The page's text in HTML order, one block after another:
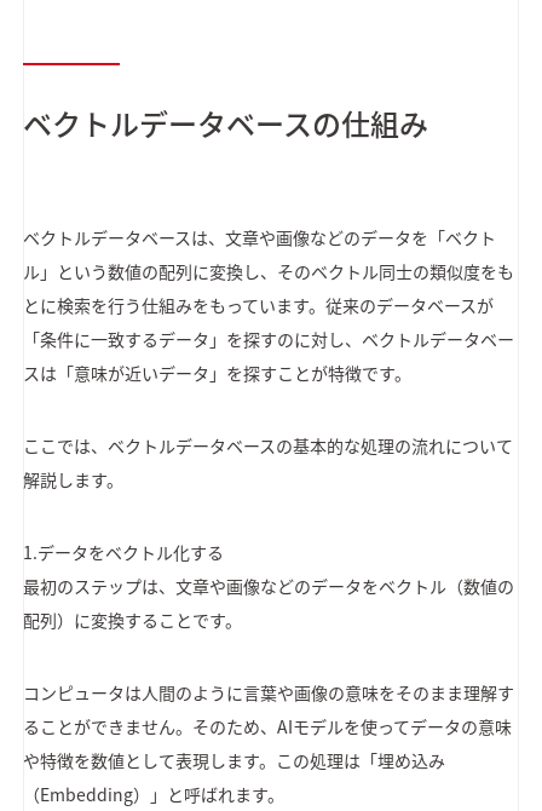
ベクトルデータベースの仕組み
ベクトルデータベースは、文章や画像などのデータを「ベクト
ル」という数値の配列に変換し、そのベクトル同士の類似度をも
とに検索を行う仕組みをもっています。従来のデータベースが
「条件に一致するデータ」を探すのに対し、ベクトルデータベー
スは「意味が近いデータ」を探すことが特徴です。
ここでは、ベクトルデータベースの基本的な処理の流れについて
解説します。
1.データをベクトル化する
最初のステップは、文章や画像などのデータをベクトル（数値の
配列）に変換することです。
コンピュータは人間のように言葉や画像の意味をそのまま理解す
ることができません。そのため、AIモデルを使ってデータの意味
や特徴を数値として表現します。この処理は「埋め込み
（Embedding）」と呼ばれます。